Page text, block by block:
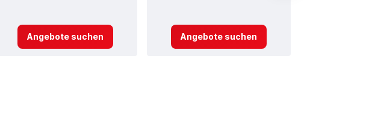
Angebote suchen Angebote suchen